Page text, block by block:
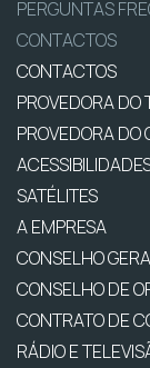
PERGUNTAS
CONTACTOS
CONTACTOS
PROVEDORA DO
PROVEDORA DO
SATÉLITES
A EMPRESA
CONSELHO
CONSELHO DE
CONTRATO DE
RÁDIO E